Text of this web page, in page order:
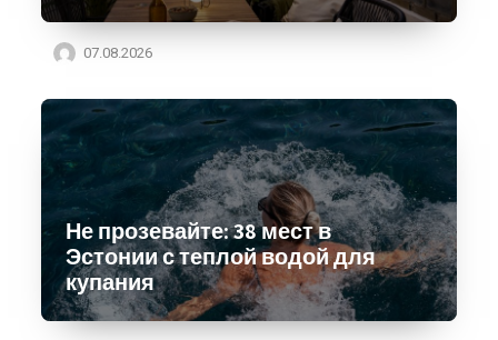
07.08.2026
Не прозевайте: 38 мест в
Эстонии с теплой водой для
купания